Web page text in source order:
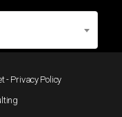
- Privacy Policy